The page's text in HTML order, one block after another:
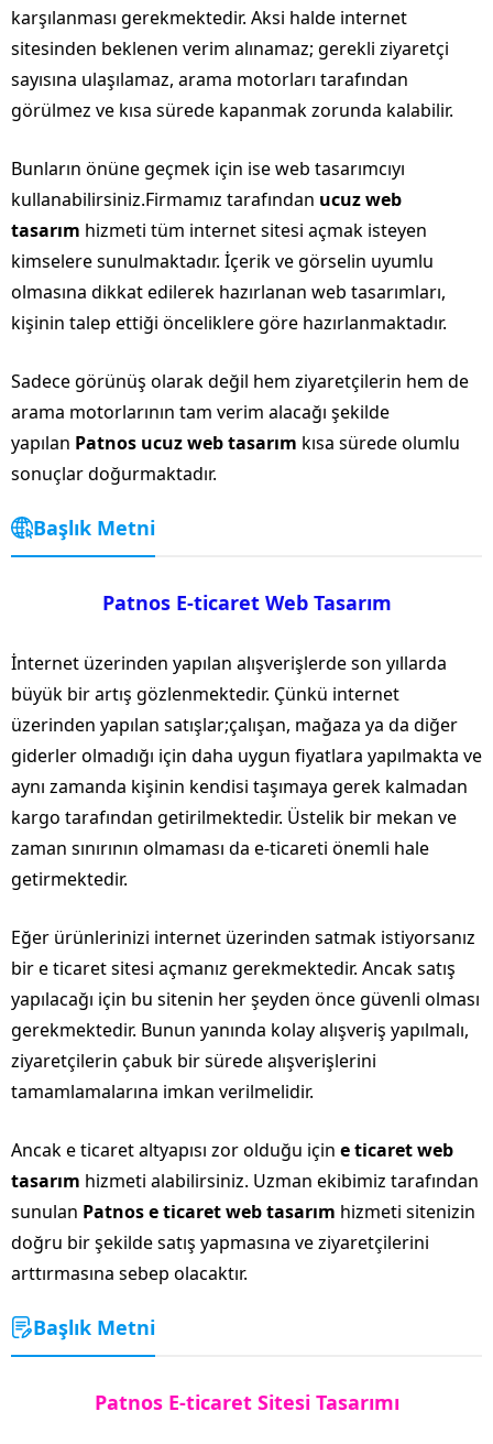
karşılanması gerekmektedir. Aksi halde internet
sitesinden beklenen verim alınamaz; gerekli ziyaretçi
sayısına ulaşılamaz, arama motorları tarafından
görülmez ve kısa sürede kapanmak zorunda kalabilir.
Bunların önüne geçmek için ise web tasarımcıyı
kullanabilirsiniz.Firmamız tarafından ucuz web
tasarım hizmeti tüm internet sitesi açmak isteyen
kimselere sunulmaktadır. İçerik ve görselin uyumlu
olmasına dikkat edilerek hazırlanan web tasarımları,
kişinin talep ettiği önceliklere göre hazırlanmaktadır.
Sadece görünüş olarak değil hem ziyaretçilerin hem de
arama motorlarının tam verim alacağı şekilde
yapılan Patnos ucuz web tasarım kısa sürede olumlu
sonuçlar doğurmaktadır.
Başlık Metni
Patnos E-ticaret Web Tasarım
İnternet üzerinden yapılan alışverişlerde son yıllarda
büyük bir artış gözlenmektedir. Çünkü internet
üzerinden yapılan satışlar;çalışan, mağaza ya da diğer
giderler olmadığı için daha uygun fiyatlara yapılmakta ve
aynı zamanda kişinin kendisi taşımaya gerek kalmadan
kargo tarafından getirilmektedir. Üstelik bir mekan ve
zaman sınırının olmaması da e-ticareti önemli hale
getirmektedir.
Eğer ürünlerinizi internet üzerinden satmak istiyorsanız
bir e ticaret sitesi açmanız gerekmektedir. Ancak satış
yapılacağı için bu sitenin her şeyden önce güvenli olması
gerekmektedir. Bunun yanında kolay alışveriş yapılmalı,
ziyaretçilerin çabuk bir sürede alışverişlerini
tamamlamalarına imkan verilmelidir.
Ancak e ticaret altyapısı zor olduğu için e ticaret web
tasarım hizmeti alabilirsiniz. Uzman ekibimiz tarafından
sunulan Patnos e ticaret web tasarım hizmeti sitenizin
doğru bir şekilde satış yapmasına ve ziyaretçilerini
arttırmasına sebep olacaktır.
Başlık Metni
Patnos E-ticaret Sitesi Tasarımı